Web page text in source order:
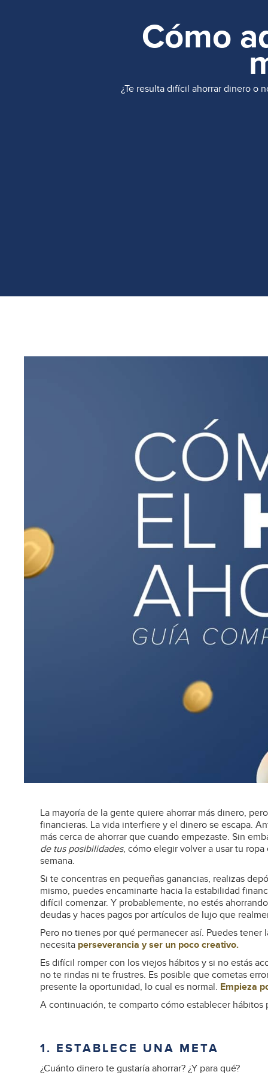
Cómo
¿Te resulta difícil ahorrar dinero o
La mayoría de la gente quiere ahorrar más dinero,
financieras. La vida interfiere y el dinero se escapa.
más cerca de ahorrar que cuando empezaste. Sin
de tus posibilidades, cómo elegir volver a usar tu
semana.
Si te concentras en pequeñas ganancias, realizas
mismo, puedes encaminarte hacia la estabilidad
difícil comenzar. Y probablemente, no estés
deudas y haces pagos por artículos de lujo que
Pero no tienes por qué permanecer así. Puedes
necesita perseverancia y ser un poco creativo.
Es difícil romper con los viejos hábitos y si no estás
no te rindas ni te frustres. Es posible que cometas
presente la oportunidad, lo cual es normal. Empieza
A continuación, te comparto cómo establecer hábitos
1. ESTABLECE UNA META
¿Cuánto dinero te gustaría ahorrar? ¿Y para qué?